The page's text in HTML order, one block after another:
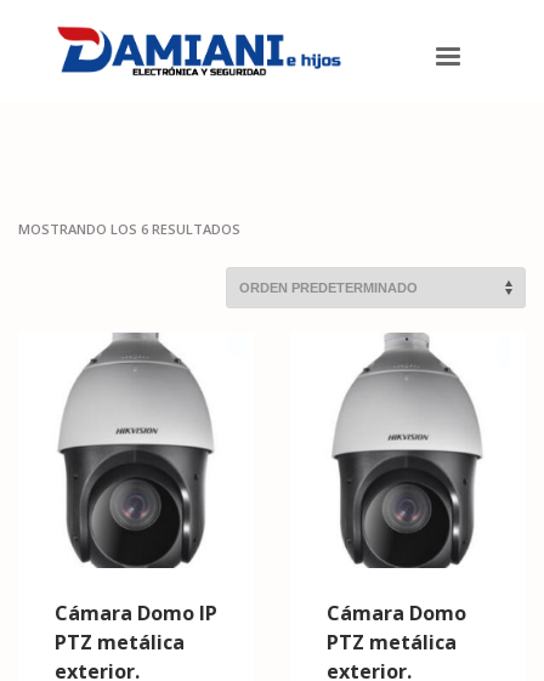
MOSTRANDO LOS 6 RESULTADOS
Cámara Domo IP
PTZ metálica
exterior.
Cámara Domo
PTZ metálica
exterior.